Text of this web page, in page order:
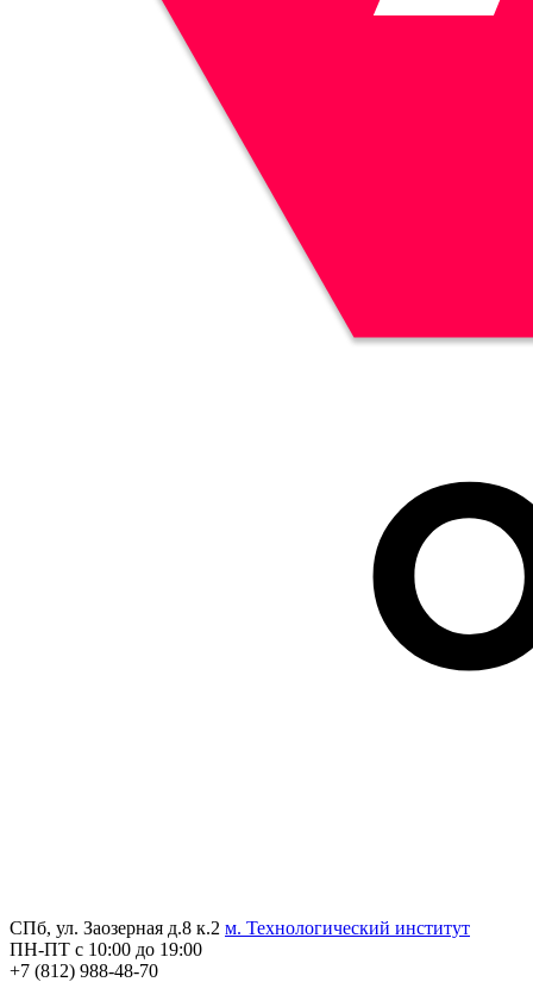
СПб, ул. Заозерная д.8 к.2 м. Технологический институт
ПН-ПТ с 10:00 до 19:00
+7 (812) 988-48-70